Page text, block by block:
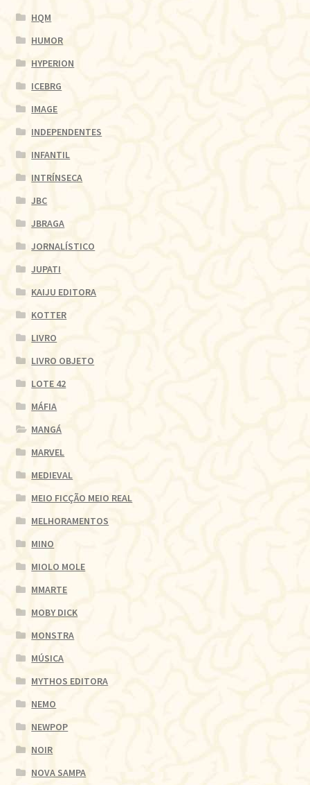
HQM
HUMOR
HYPERION
ICEBRG
IMAGE
INDEPENDENTES
INFANTIL
INTRÍNSECA
JBC
JBRAGA
JORNALÍSTICO
JUPATI
KAIJU EDITORA
KOTTER
LIVRO
LIVRO OBJETO
LOTE 42
MÁFIA
MANGÁ
MARVEL
MEDIEVAL
MEIO FICÇÃO MEIO REAL
MELHORAMENTOS
MINO
MIOLO MOLE
MMARTE
MOBY DICK
MONSTRA
MÚSICA
MYTHOS EDITORA
NEMO
NEWPOP
NOIR
NOVA SAMPA